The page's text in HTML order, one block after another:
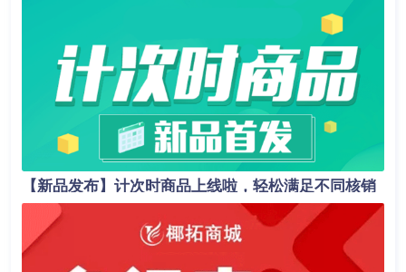
【新品发布】计次时商品上线啦，轻松满足不同核销
场景！